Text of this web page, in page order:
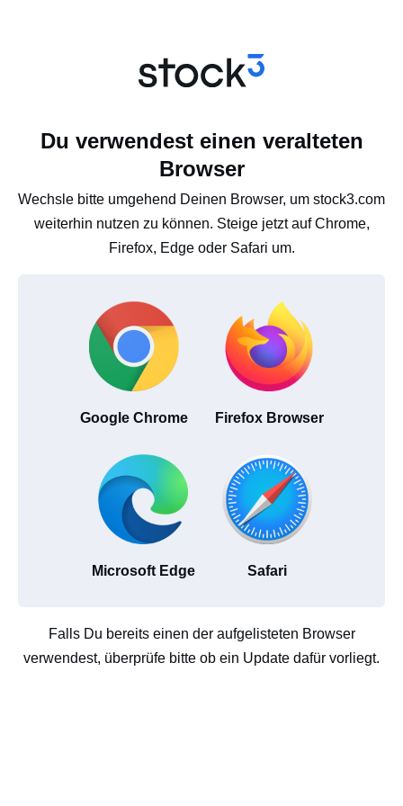
Du verwendest einen veralteten
Browser
Wechsle bitte umgehend Deinen Browser, um stock3.com
weiterhin nutzen zu können. Steige jetzt auf Chrome,
Firefox, Edge oder Safari um.
Google Chrome Firefox Browser
Microsoft Edge Safari
Falls Du bereits einen der aufgelisteten Browser
verwendest, überprüfe bitte ob ein Update dafür vorliegt.